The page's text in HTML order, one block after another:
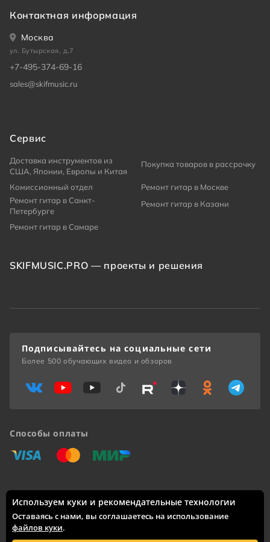
Контактная информация
Москва
ул. Бутырская, д.7
+7-495-374-69-16
sales@skifmusic.ru
Сервис
Доставка инструментов из
США, Японии, Европы и Китая
Покупка товаров в рассрочку
Комиссионный отдел
Ремонт гитар в Москве
Ремонт гитар в Санкт-
Петербурге
Ремонт гитар в Казани
Ремонт гитар в Самаре
SKIFMUSIC.PRO — проекты и решения
Доставка по России: Москва, Санкт-Петербург, Новосибирск,
Екатеринбург, Казань, Нижний Новгород, Челябинск,
Красноярск, Самара, Уфа, Ростов-на-Дону, Омск, Краснодар,
Воронеж, Волгоград, Пермь и другие города.
Способы оплаты
«Виза» «Мастеркард»
«Мир»
Подписывайтесь на социальные сети
Более 500 обучающих видео и обзоров
Используем куки и рекомендательные технологии
Оставаясь с нами, вы соглашаетесь на использование
файлов куки.